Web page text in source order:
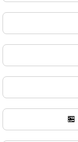
🏪